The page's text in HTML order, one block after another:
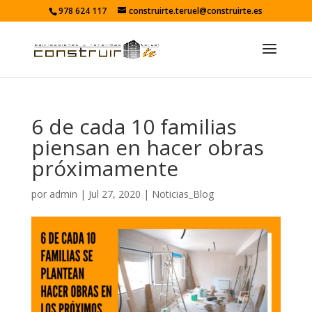
978 624 117 construirte.teruel@construirte.es
6 de cada 10 familias
piensan en hacer obras
próximamente
por admin | Jul 27, 2020 | Noticias_Blog